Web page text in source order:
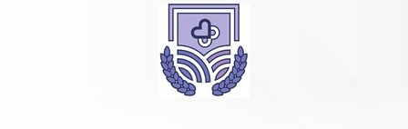
Перейти к основному содержанию